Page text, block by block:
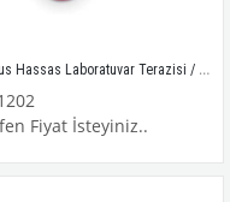
Ohaus Hassas Laboratuvar Terazisi / NV1202
Fiyat İsteyiniz..